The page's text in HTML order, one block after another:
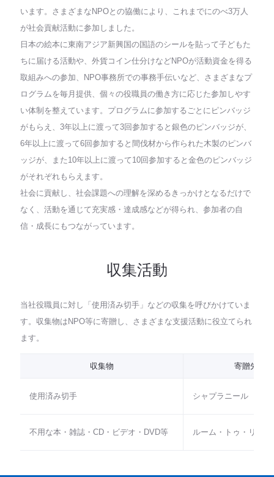
います。さまざまなNPOとの協働により、これまでにのべ3万人
が社会貢献活動に参加しました。
日本の絵本に東南アジア新興国の国語のシールを貼って子どもた
ちに届ける活動や、外貨コイン仕分けなどNPOが活動資金を得る
取組みへの参加、NPO事務所での事務手伝いなど、さまざまなプ
ログラムを毎月提供、個々の役職員の働き方に応じた参加しやす
い体制を整えています。プログラムに参加するごとにピンバッジ
がもらえ、3年以上に渡って3回参加すると銀色のピンバッジが、
6年以上に渡って6回参加すると間伐材から作られた木製のピンバ
ッジが、また10年以上に渡って10回参加すると金色のピンバッジ
がそれぞれもらえます。
社会に貢献し、社会課題への理解を深めるきっかけとなるだけで
なく、活動を通じて充実感・達成感などが得られ、参加者の自
信・成長にもつながっています。
収集活動
当社役職員に対し「使用済み切手」などの収集を呼びかけていま
す。収集物はNPO等に寄贈し、さまざまな支援活動に役立てられ
ます。
収集物 寄贈先
使用済み切手 シャプラニール
不用な本・雑誌・CD・ビデオ・DVD等 ルーム・トゥ・リー